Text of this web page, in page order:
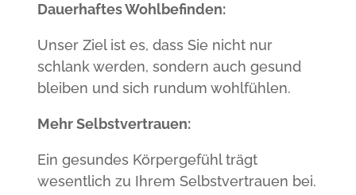
Dauerhaftes Wohlbefinden:
Unser Ziel ist es, dass Sie nicht nur
schlank werden, sondern auch gesund
bleiben und sich rundum wohlfühlen.
Mehr Selbstvertrauen:
Ein gesundes Körpergefühl trägt
wesentlich zu Ihrem Selbstvertrauen bei.